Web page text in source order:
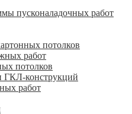
пусконаладочных работ
потолков
работ
потолков
ГКЛ-конструкций
работ